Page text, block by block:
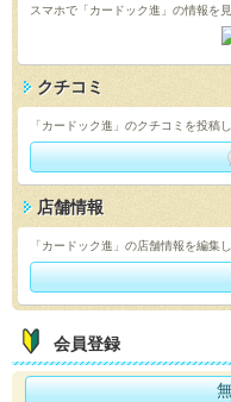
スマホで「カードック進」の情報を見
クチコミ
「カードック進」のクチコミを投稿
店舗情報
「カードック進」の店舗情報を編集
会員登録